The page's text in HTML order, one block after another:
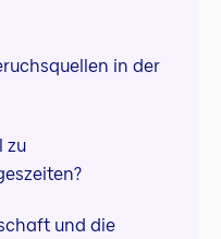
in der
zu
und die